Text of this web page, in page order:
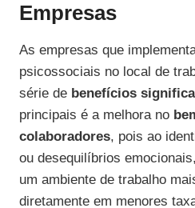
Empresas
As empresas que
psicossociais no local de
série de benefícios
principais é a melhora no
colaboradores, pois ao
ou desequilíbrios
um ambiente de trabalho
diretamente em menores